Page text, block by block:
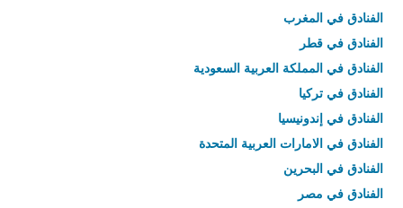
الفنادق في المغرب
الفنادق في قطر
الفنادق في المملكة العربية السعودية
الفنادق في تركيا
الفنادق في إندونيسيا
الفنادق في الامارات العربية المتحدة
الفنادق في البحرين
الفنادق في مصر